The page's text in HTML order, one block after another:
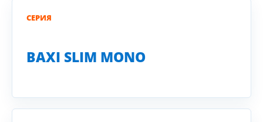
СЕРИЯ
BAXI SLIM MONO